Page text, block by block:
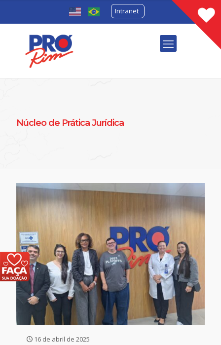
Intranet
Núcleo de Prática Jurídica
16 de abril de 2025